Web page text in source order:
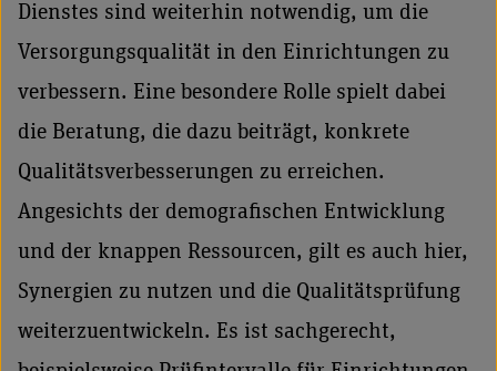
Dienstes sind weiterhin notwendig, um die
Versorgungsqualität in den Einrichtungen zu
verbessern. Eine besondere Rolle spielt dabei
die Beratung, die dazu beiträgt, konkrete
Qualitätsverbesserungen zu erreichen.
Angesichts der demografischen Entwicklung
und der knappen Ressourcen, gilt es auch hier,
Synergien zu nutzen und die Qualitätsprüfung
weiterzuentwickeln. Es ist sachgerecht,